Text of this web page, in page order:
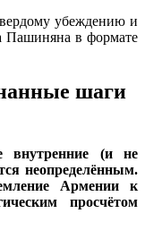
убеждению и
Пашиняна в формате
шаги
внутренние (и не
неопределённым.
Армении к
просчётом